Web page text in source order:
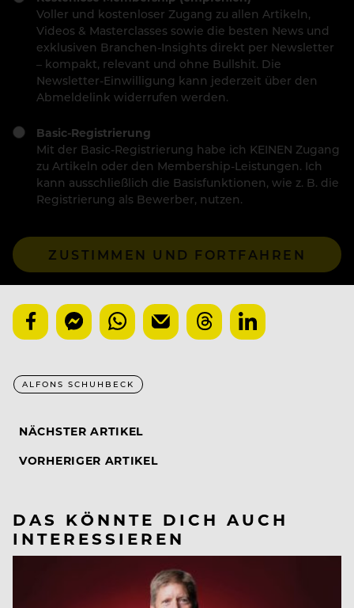
Voller und kostenloser Zugang zu allen Artikeln,
Videos & Masterclasses sowie die besten News und
exklusiven Branchen-Insights direkt per Newsletter
– kompakt, relevant und ohne Bullshit. Die
Newsletter-Einwilligung kann jederzeit über den
Abmeldelink widerrufen werden.
Basic-Registrierung
Mit der Basic-Registrierung habe ich KEINEN Zugang
zu Artikeln oder den Membership-Leistungen. Ich
kann ausschließlich die Basisfunktionen, wie z. B. die
Registrierung als Bewerber, nutzen.
ZUSTIMMEN UND FORTFAHREN
ALFONS SCHUHBECK
NÄCHSTER ARTIKEL
VORHERIGER ARTIKEL
DAS KÖNNTE DICH AUCH
INTERESSIEREN